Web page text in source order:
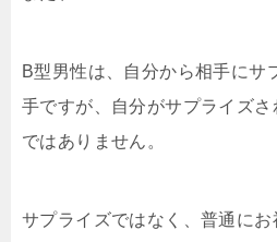
B型男性は、自分から相手にサ
手ですが、自分がサプライズさ
ではありません。
サプライズではなく、普通に